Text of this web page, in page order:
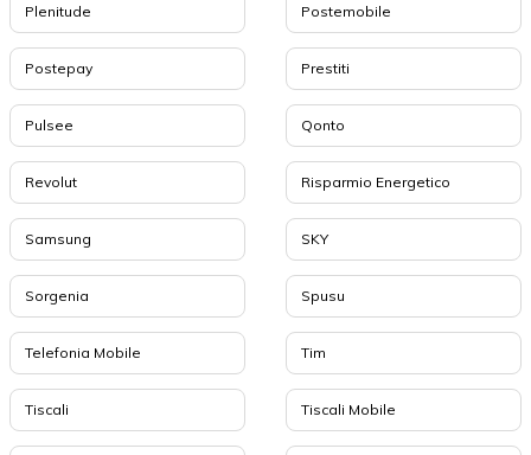
Plenitude Postemobile
Postepay Prestiti
Pulsee Qonto
Revolut Risparmio Energetico
Samsung SKY
Sorgenia Spusu
Telefonia Mobile Tim
Tiscali Tiscali Mobile